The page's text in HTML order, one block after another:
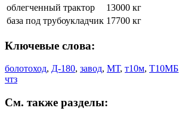
облегченный трактор
13000 кг
база под трубоукладчик 17700 кг
Ключевые слова:
болотоход, Д-180, завод, МТ, т10м, Т10МБ
чтз
См. также разделы: